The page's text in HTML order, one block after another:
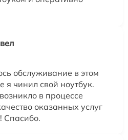
обслуживание в этом
я чинил свой ноутбук.
в процессе
оказанных услуг
Спасибо.